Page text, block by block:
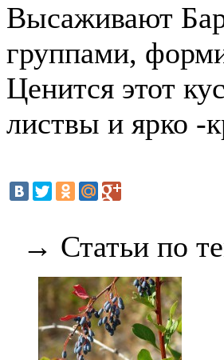
Высаживают
группами,
Ценится этот
листвы и ярко -
→ Статьи по